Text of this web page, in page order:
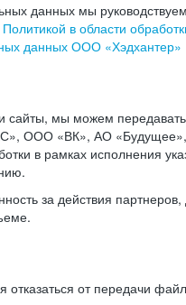
данных мы
Политикой в области
данных ООО «Хэдхантер»
сайты, мы можем
ООО «ВК», АО
в рамках исполнения
за действия
от передачи